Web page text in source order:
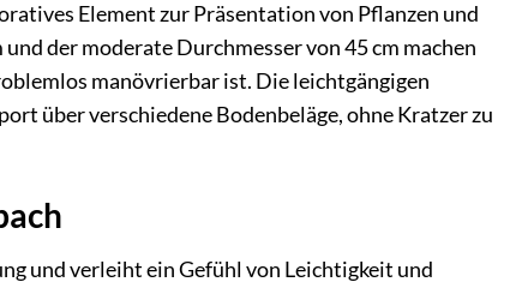
Element zur Präsentation von Pflanzen und
der moderate Durchmesser von 45 cm machen
manövrierbar ist. Die leichtgängigen
über verschiedene Bodenbeläge, ohne Kratzer zu
und verleiht ein Gefühl von Leichtigkeit und